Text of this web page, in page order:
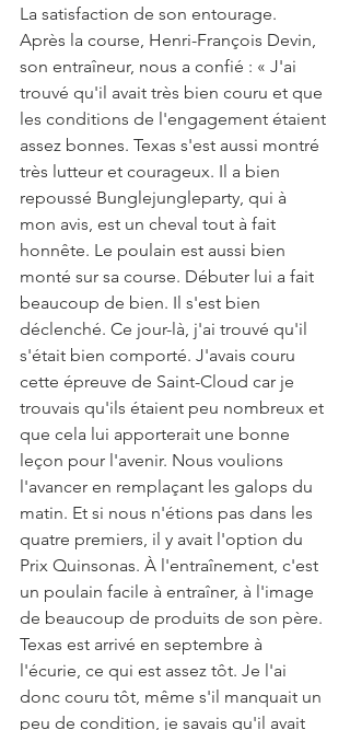
La satisfaction de son entourage.
Après la course, Henri-François Devin,
son entraîneur, nous a confié : « J'ai
trouvé qu'il avait très bien couru et que
les conditions de l'engagement étaient
assez bonnes. Texas s'est aussi montré
très lutteur et courageux. Il a bien
repoussé Bunglejungleparty, qui à
mon avis, est un cheval tout à fait
honnête. Le poulain est aussi bien
monté sur sa course. Débuter lui a fait
beaucoup de bien. Il s'est bien
déclenché. Ce jour-là, j'ai trouvé qu'il
s'était bien comporté. J'avais couru
cette épreuve de Saint-Cloud car je
trouvais qu'ils étaient peu nombreux et
que cela lui apporterait une bonne
leçon pour l'avenir. Nous voulions
l'avancer en remplaçant les galops du
matin. Et si nous n'étions pas dans les
quatre premiers, il y avait l'option du
Prix Quinsonas. À l'entraînement, c'est
un poulain facile à entraîner, à l'image
de beaucoup de produits de son père.
Texas est arrivé en septembre à
l'écurie, ce qui est assez tôt. Je l'ai
donc couru tôt, même s'il manquait un
peu de condition, je savais qu'il avait